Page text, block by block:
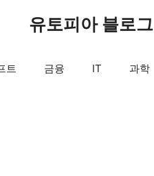
유토피아 블로그
트 금융 IT 과학